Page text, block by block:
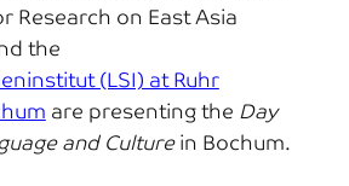
Research on East Asia
the
(LSI) at Ruhr
are presenting the Day
and Culturein Bochum.